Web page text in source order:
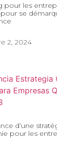
pour les
se
2, 2024
d’une
pour les